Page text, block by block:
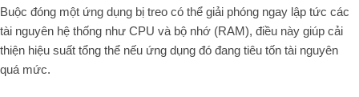
Buộc đóng một ứng dụng bị treo có thể giải phóng ngay lập tức các
tài nguyên hệ thống như CPU và bộ nhớ (RAM), điều này giúp cải
thiện hiệu suất tổng thể nếu ứng dụng đó đang tiêu tốn tài nguyên
quá mức.